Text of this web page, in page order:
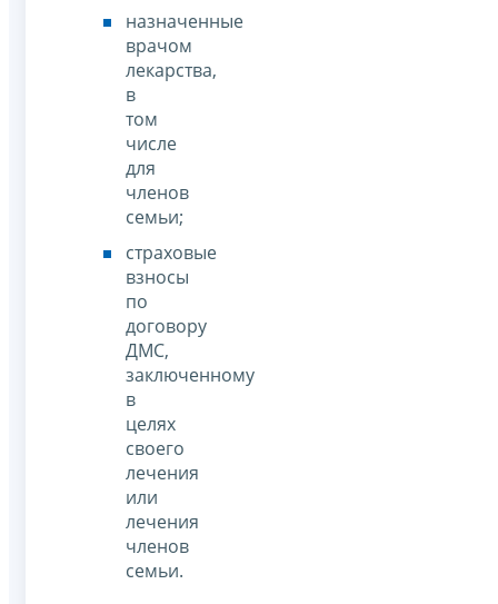
назначенные
врачом
лекарства,
в
том
числе
для
членов
семьи;
страховые
взносы
по
договору
ДМС,
заключенному
в
целях
своего
лечения
или
лечения
членов
семьи.